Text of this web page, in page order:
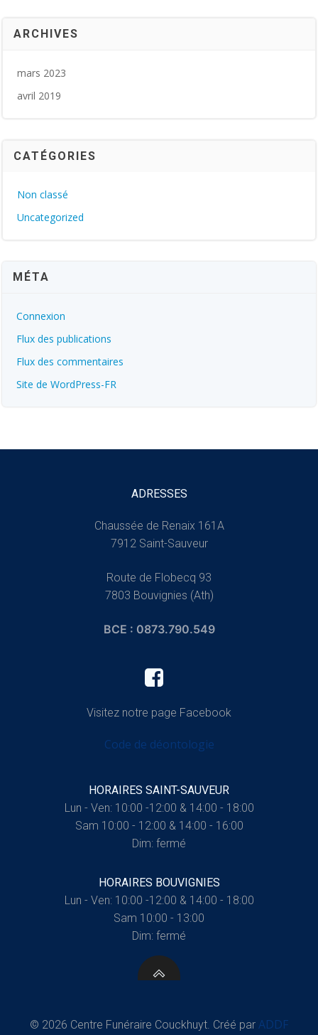
ARCHIVES
mars 2023
avril 2019
CATÉGORIES
Non classé
Uncategorized
MÉTA
Connexion
Flux des publications
Flux des commentaires
Site de WordPress-FR
ADRESSES
Chaussée de Renaix 161A
7912 Saint-Sauveur
Route de Flobecq 93
7803 Bouvignies (Ath)
BCE : 0873.790.549
Visitez notre page Facebook
Code de déontologie
HORAIRES SAINT-SAUVEUR
Lun - Ven: 10:00 -12:00 & 14:00 - 18:00
Sam 10:00 - 12:00 & 14:00 - 16:00
Dim: fermé
HORAIRES BOUVIGNIES
Lun - Ven: 10:00 -12:00 & 14:00 - 18:00
Sam 10:00 - 13:00
Dim: fermé
© 2026 Centre Funéraire Couckhuyt. Créé par ADDF